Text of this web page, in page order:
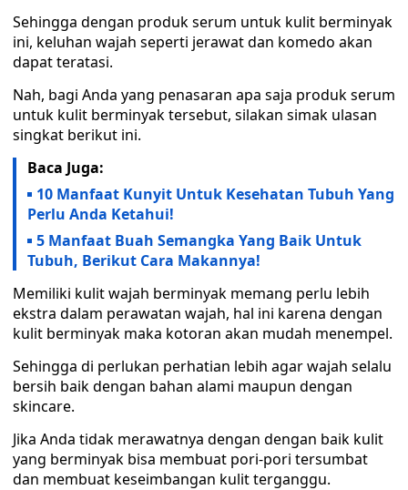
Sehingga dengan produk serum untuk kulit berminyak
ini, keluhan wajah seperti jerawat dan komedo akan
dapat teratasi.
Nah, bagi Anda yang penasaran apa saja produk serum
untuk kulit berminyak tersebut, silakan simak ulasan
singkat berikut ini.
Baca Juga:
10 Manfaat Kunyit Untuk Kesehatan Tubuh Yang
Perlu Anda Ketahui!
5 Manfaat Buah Semangka Yang Baik Untuk
Tubuh, Berikut Cara Makannya!
Memiliki kulit wajah berminyak memang perlu lebih
ekstra dalam perawatan wajah, hal ini karena dengan
kulit berminyak maka kotoran akan mudah menempel.
Sehingga di perlukan perhatian lebih agar wajah selalu
bersih baik dengan bahan alami maupun dengan
skincare.
Jika Anda tidak merawatnya dengan dengan baik kulit
yang berminyak bisa membuat pori-pori tersumbat
dan membuat keseimbangan kulit terganggu.